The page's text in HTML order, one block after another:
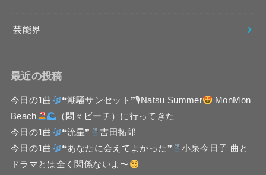
芸能界
最近の投稿
今日の1曲 ❝潮騒サンセット❞🎙Natsu Summer
MonMon
Beach
（悶々ビーチ）に行ってきた
今日の1曲
❝流星❞
吉田拓郎
今日の1曲
❝あなたに会えてよかった❞
小泉今日子 曲と
ドラマとは全く関係ないよ〜